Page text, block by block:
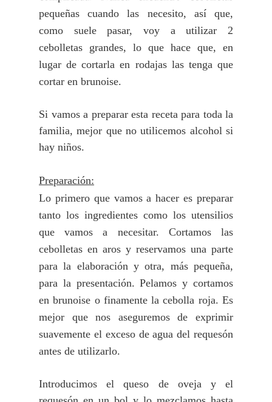
pequeñas cuando las necesito, así que,
como suele pasar, voy a utilizar 2
cebolletas grandes, lo que hace que, en
lugar de cortarla en rodajas las tenga que
cortar en brunoise.
Si vamos a preparar esta receta para toda la
familia, mejor que no utilicemos alcohol si
hay niños.
Preparación:
Lo primero que vamos a hacer es preparar
tanto los ingredientes como los utensilios
que vamos a necesitar. Cortamos las
cebolletas en aros y reservamos una parte
para la elaboración y otra, más pequeña,
para la presentación.Pelamos y cortamos
en brunoise o finamente la cebolla roja. Es
mejor que nos aseguremos de exprimir
suavemente el exceso de agua del requesón
antes de utilizarlo.
Introducimos el queso de oveja y el